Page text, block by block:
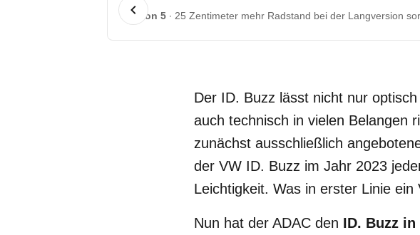
1 von 5 25 Zentimeter mehr Radstand bei der Langversion
Der ID. Buzz lässt nicht nur
auch technisch in vielen Belangen
zunächst ausschließlich
der VW ID. Buzz im Jahr 2023
Leichtigkeit. Was in erster Linie ein
Nun hat der ADAC den ID. Buzz